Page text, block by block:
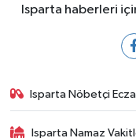
Isparta haberleri
Isparta Nöbetçi
Isparta Namaz